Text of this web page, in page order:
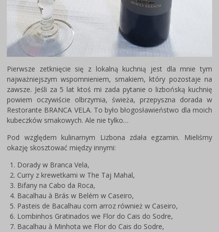
Pierwsze zetknięcie się z lokalną kuchnią jest dla mnie tym
najważniejszym wspomnieniem, smakiem, który pozostaje na
zawsze. Jeśli za 5 lat ktoś mi zada pytanie o lizbońską kuchnię
powiem oczywiście olbrzymia, świeża, przepyszna dorada w
Restorante BRANCA VELA. To było błogosławieństwo dla moich
kubeczków smakowych. Ale nie tylko…
Pod względem kulinarnym Lizbona zdała egzamin. Mieliśmy
okazję skosztować między innymi:
Dorady w Branca Vela,
Curry z krewetkami w The Taj Mahal,
Bifany na Cabo da Roca,
Bacalhau à Brás w Belém w Caseiro,
Pasteis de Bacalhau com arroz również w Caseiro,
Lombinhos Gratinados we Flor do Cais do Sodre,
Bacalhau à Minhota we Flor do Cais do Sodre,